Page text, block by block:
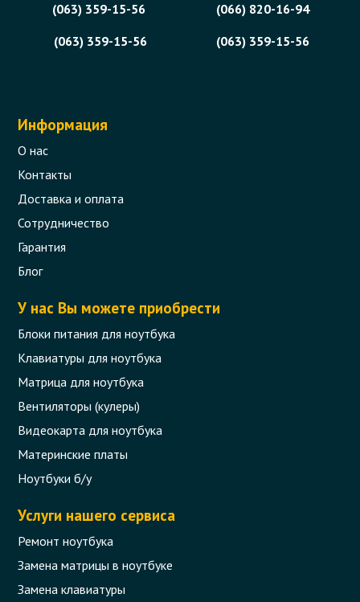
(063) 359-15-56
(066) 820-16-94
(063) 359-15-56
(063) 359-15-56
Информация
О нас
Контакты
Доставка и оплата
Сотрудничество
Гарантия
Блог
У нас Вы можете приобрести
Блоки питания для ноутбука
Клавиатуры для ноутбука
Матрица для ноутбука
Вентиляторы (кулеры)
Видеокарта для ноутбука
Материнские платы
Ноутбуки б/у
Услуги нашего сервиса
Ремонт ноутбука
Замена матрицы в ноутбуке
Замена клавиатуры